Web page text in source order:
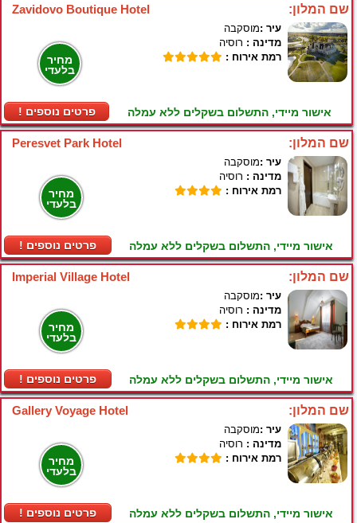
Zavidovo Boutique Hotel שם המלון:
מחיר
בלעדי
! פרטים נוספים
עיר :מוסקבה
מדינה : רוסיה
רמת אירוח :
אישור מיידי, התשלום בשקלים ללא עמלה
Peresvet Park Hotel שם המלון:
מחיר
בלעדי
! פרטים נוספים
עיר :מוסקבה
מדינה : רוסיה
רמת אירוח :
אישור מיידי, התשלום בשקלים ללא עמלה
Imperial Village Hotel שם המלון:
מחיר
בלעדי
! פרטים נוספים
עיר :מוסקבה
מדינה : רוסיה
רמת אירוח :
אישור מיידי, התשלום בשקלים ללא עמלה
Gallery Voyage Hotel שם המלון:
מחיר
בלעדי
! פרטים נוספים
עיר :מוסקבה
מדינה : רוסיה
רמת אירוח :
אישור מיידי, התשלום בשקלים ללא עמלה